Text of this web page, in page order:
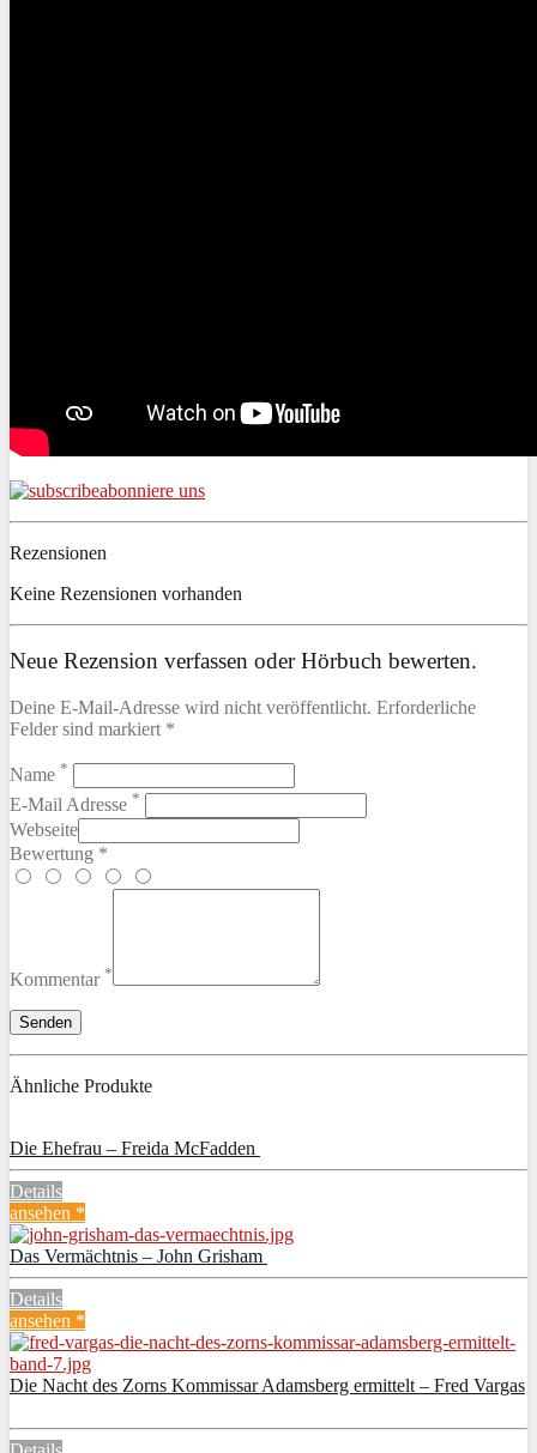
abonniere uns
Rezensionen
Keine Rezensionen vorhanden
Neue Rezension verfassen oder Hörbuch bewerten.
Deine E-Mail-Adresse wird nicht veröffentlicht. Erforderliche
Felder sind markiert *
Name *
E-Mail Adresse *
Webseite
Bewertung *
Kommentar *
Ähnliche Produkte
Die Ehefrau – Freida McFadden
Details
ansehen *
Das Vermächtnis – John Grisham
Details
ansehen *
Die Nacht des Zorns Kommissar Adamsberg ermittelt – Fred Vargas